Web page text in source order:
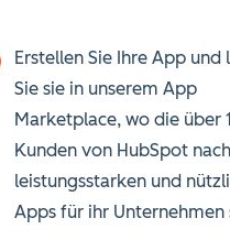
Erstellen Sie Ihre App und
Sie sie in unserem App
Marketplace, wo die über
Kunden von HubSpot nach
leistungsstarken und
Apps für ihr Unternehmen